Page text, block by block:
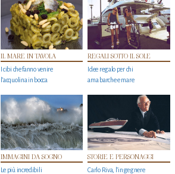
IL MARE IN TAVOLA
I cibi che fanno venire
l’acquolina in bocca
REGALI SOTTO IL SOLE
Idee regalo per chi
ama barche e mare
IMMAGINI DA SOGNO
Le più incredibili
STORIE E PERSONAGGI
Carlo Riva, l’ingegnere